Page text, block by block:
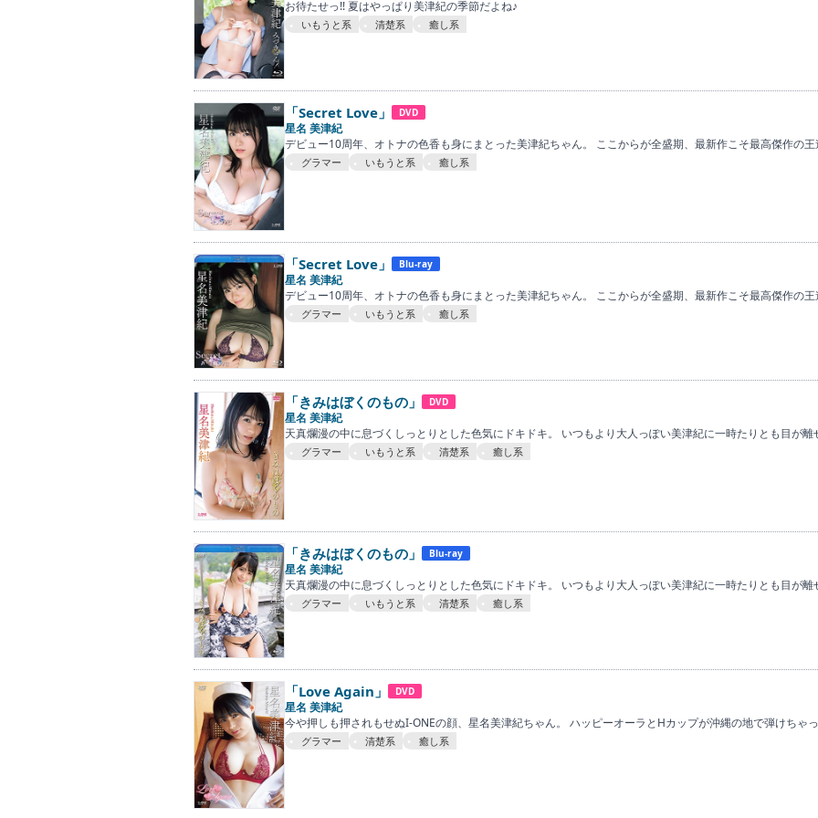
お待たせっ!! 夏はやっぱり美津紀の季節だよね♪
いもうと系 清楚系 癒し系
「Secret Love」 DVD
星名 美津紀
デビュー10周年、オトナの色香も身にまとった美津紀ちゃん。 ここからが全盛期、最新作こそ最高傑作の
グラマー いもうと系 癒し系
「Secret Love」 Blu-ray
星名 美津紀
デビュー10周年、オトナの色香も身にまとった美津紀ちゃん。 ここからが全盛期、最新作こそ最高傑作の
グラマー いもうと系 癒し系
「きみはぼくのもの」 DVD
星名 美津紀
天真爛漫の中に息づくしっとりとした色気にドキドキ。 いつもより大人っぽい美津紀に一時たりとも目が離
グラマー いもうと系 清楚系 癒し系
「きみはぼくのもの」 Blu-ray
星名 美津紀
天真爛漫の中に息づくしっとりとした色気にドキドキ。 いつもより大人っぽい美津紀に一時たりとも目が離
グラマー いもうと系 清楚系 癒し系
「Love Again」 DVD
星名 美津紀
今や押しも押されもせぬI-ONEの顔、星名美津紀ちゃん。 ハッピーオーラとHカップが沖縄の地で弾けちゃ
グラマー 清楚系 癒し系